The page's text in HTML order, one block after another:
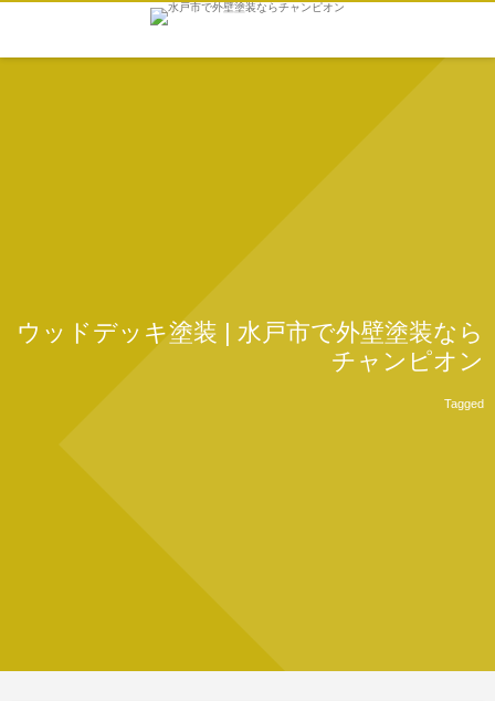
ウッドデッキ塗装 | 水戸市で外壁塗装なら
チャンピオン
Tagged